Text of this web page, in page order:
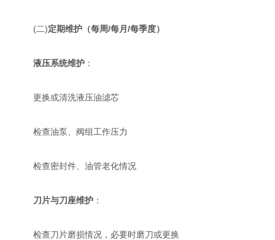
(二)定期维护（每周/每月/每季度）
液压系统维护 ：
更换或清洗液压油滤芯
检查油泵、阀组工作压力
检查密封件、油管老化情况
刀片与刀座维护 ：
检查刀片磨损情况，必要时磨刀或更换